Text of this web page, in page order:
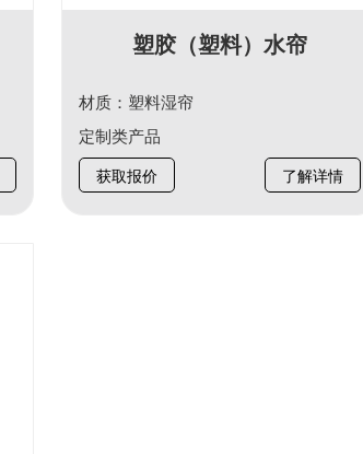
塑胶（塑料）水帘
材质：塑料湿帘
定制类产品
获取报价 了解详情